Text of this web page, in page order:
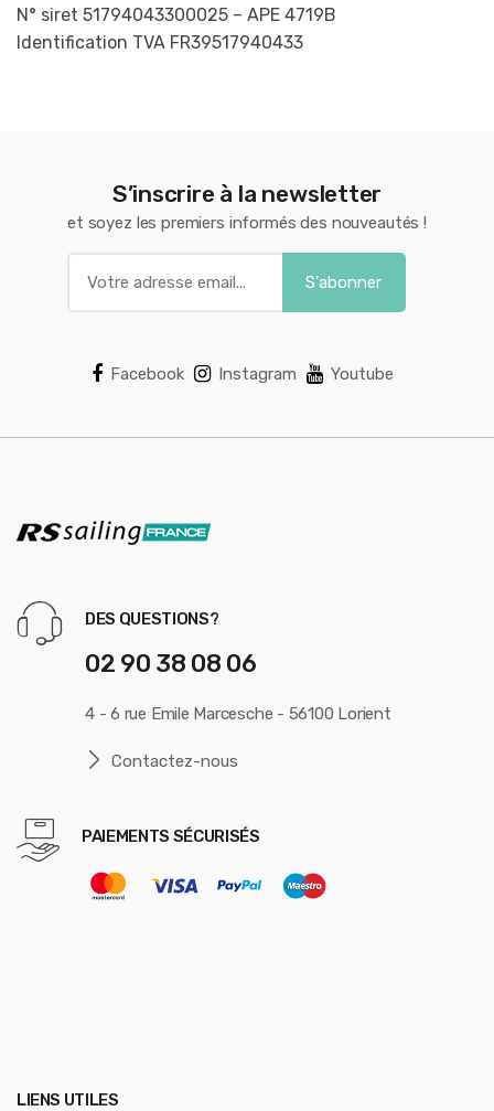
N° siret 51794043300025 – APE 4719B
Identification TVA FR39517940433
S’inscrire à la newsletter
et soyez les premiers informés des nouveautés !
Facebook Instagram Youtube
DES QUESTIONS?
02 90 38 08 06
4 - 6 rue Emile Marcesche - 56100 Lorient
Contactez-nous
PAIEMENTS SÉCURISÉS
LIENS UTILES